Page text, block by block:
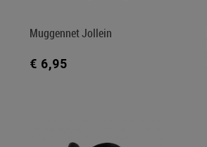
Muggennet Jollein
€ 6,95